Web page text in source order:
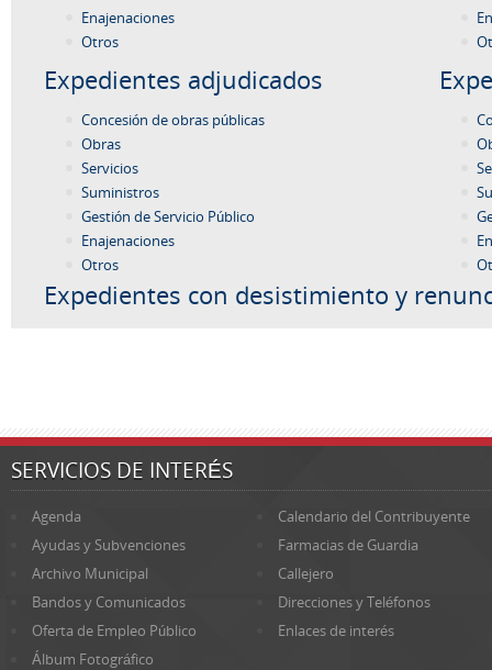
Enajenaciones
Otros
Expedientes adjudicados
Concesión de obras públicas
Obras
Servicios
Suministros
Gestión de Servicio Público
Enajenaciones
Otros
Expedientes con desistimiento y
SERVICIOS DE INTERÉS
Agenda
Calendario del Contribuyente
Ayudas y Subvenciones
Farmacias de Guardia
Archivo Municipal
Callejero
Bandos y Comunicados
Direcciones y Teléfonos
Oferta de Empleo Público
Enlaces de interés
Álbum Fotográfico